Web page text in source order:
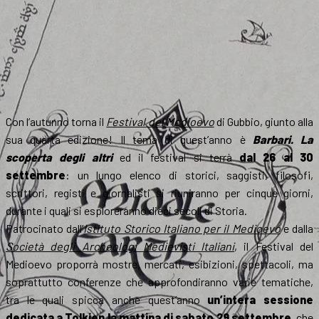
Con l’autunno torna il Festival del Medioevodi Gubbio, giunto alla
sua quarta edizione! Il tema di quest’anno è Barbari. La
scoperta degli altried il festival si terràdal 26 al 30
settembre: un lungo elenco di storici, saggisti, filosofi,
scrittori, registi e giornalisti si riuniranno per cinque giorni,
durante i quali si esploreranno dieci secoli di Storia.
Patrocinato dall’Istituto Storico Italiano per il Medioevoe dalla
Società degli Archeologi Medievisti Italiani, il Festival del
Medioevo proporrà mostre, mercati, esibizioni, spettacoli, ma
soprattutto conferenze che approfondiranno varie tematiche,
tra le quali spicca anche quest’anno un’intera sessione